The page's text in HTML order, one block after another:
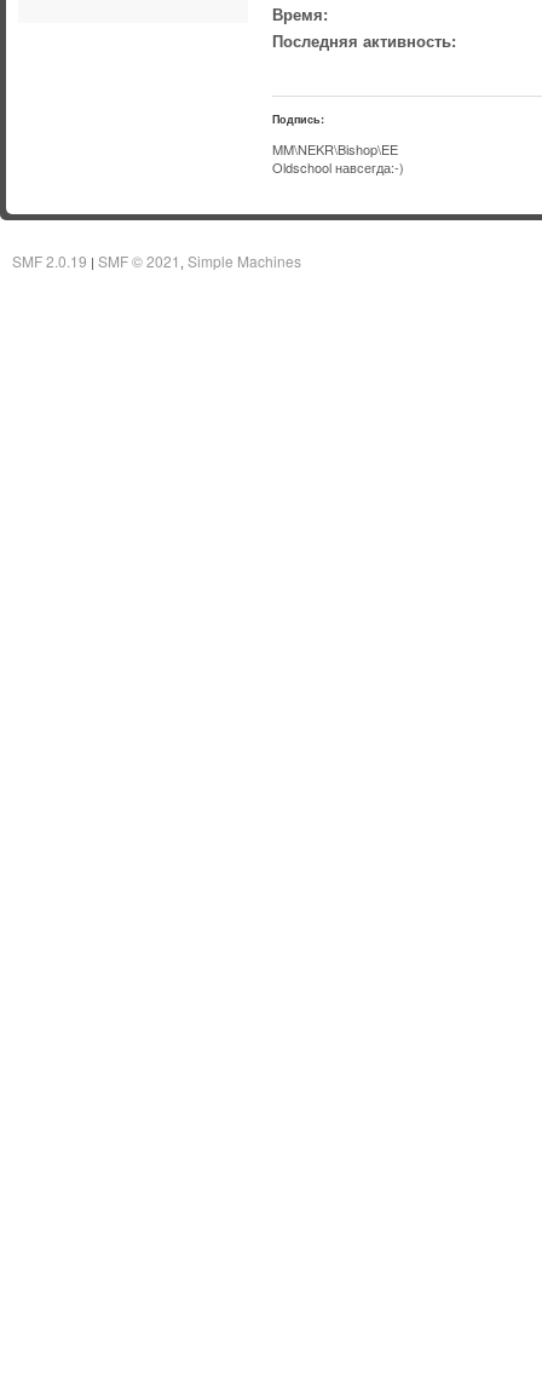
Время:
Последняя активность:
Подпись:
MM\NEKR\Bishop\EE
Oldschool навсегда:-)
SMF 2.0.19 SMF © 2021 Simple Machines